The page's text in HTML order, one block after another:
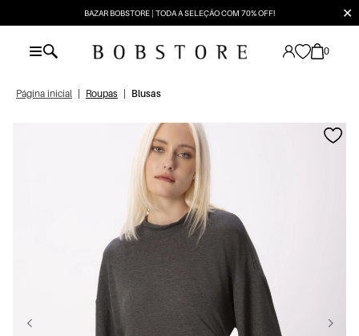
BAZAR BOBSTORE | TODA A SELEÇÃO COM 70% OFF! ✕
0
Página inicial Roupas Blusas